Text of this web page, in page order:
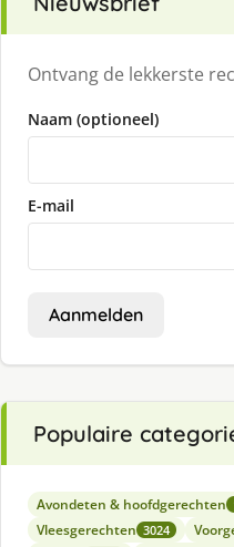
Ontvang de lekkerste
Naam (optioneel)
E-mail
Aanmelden
Populaire
Avondeten & hoofdgerechten
Vleesgerechten 3024